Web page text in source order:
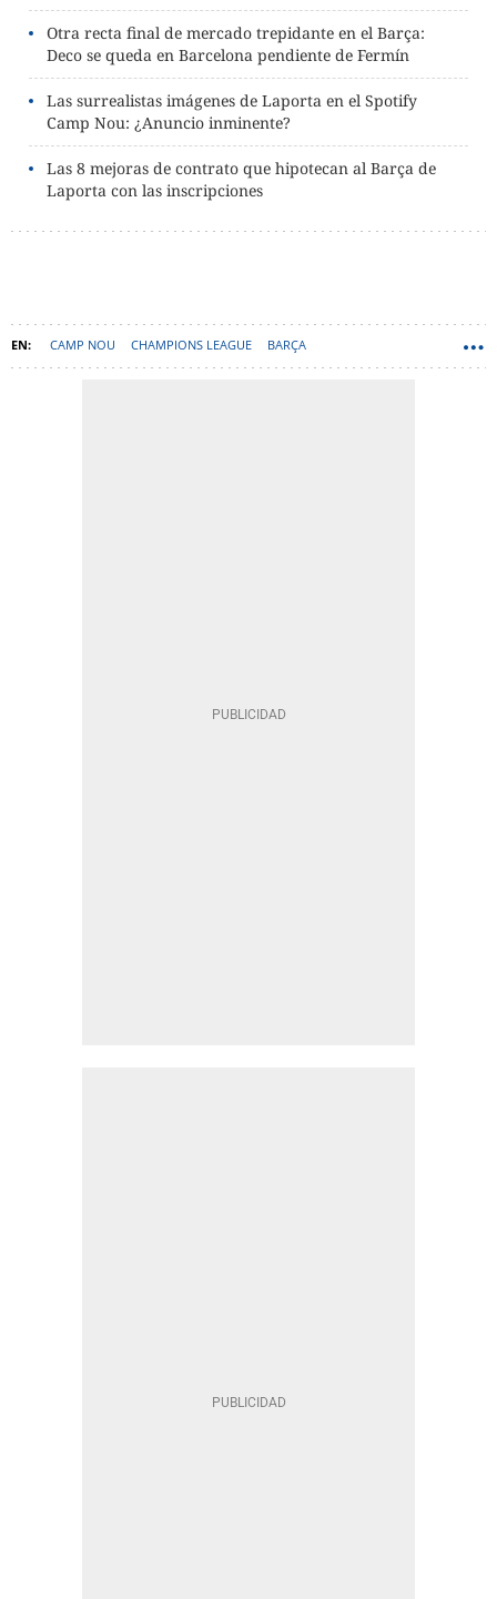
Otra recta final de mercado trepidante en el Barça:
Deco se queda en Barcelona pendiente de Fermín
Las surrealistas imágenes de Laporta en el Spotify
Camp Nou: ¿Anuncio inminente?
Las 8 mejoras de contrato que hipotecan al Barça de
Laporta con las inscripciones
CAMP NOU CHAMPIONS LEAGUE BARÇA